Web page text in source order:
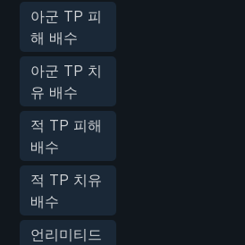
아군 TP 피
해 배수
아군 TP 치
유 배수
적 TP 피해
배수
적 TP 치유
배수
언리미티드